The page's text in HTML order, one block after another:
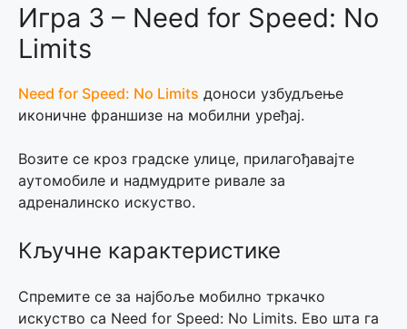
Игра 3 – Need for Speed: No
Limits
Need for Speed: No Limits доноси узбудљење
иконичне франшизе на мобилни уређај.
Возите се кроз градске улице, прилагођавајте
аутомобиле и надмудрите ривале за
адреналинско искуство.
Кључне карактеристике
Спремите се за најбоље мобилно тркачко
искуство са Need for Speed: No Limits. Ево шта га